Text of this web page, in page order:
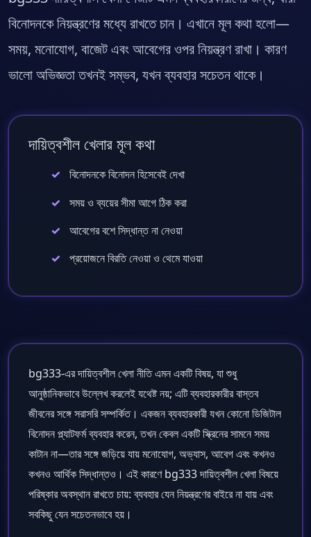
বিনোদনকে নিয়ন্ত্রণের মধ্যে রাখতে চান। এখানে মূল কথা হলো—
সময়, মনোযোগ, বাজেট এবং আবেগের ওপর নিয়ন্ত্রণ রাখা। কারণ
ভালো অভিজ্ঞতা তখনই সম্ভব, যখন ব্যবহার সচেতন থাকে।
দায়িত্বশীল খেলার মূল কথা
বিনোদনকে বিনোদন হিসেবেই দেখা
সময় ও ব্যয়ের সীমা আগে ঠিক করা
আবেগের বশে সিদ্ধান্ত না নেওয়া
প্রয়োজনে বিরতি নেওয়া ও থেমে যাওয়া
bg333-এর দায়িত্বশীল খেলা নীতি এমন একটি বিষয়, যা শুধু
আনুষ্ঠানিকভাবে উল্লেখ করলেই যথেষ্ট নয়; এটি ব্যবহারকারীর বাস্তব
জীবনের সঙ্গে সরাসরি সম্পর্কিত। একজন ব্যবহারকারী যখন কোনো ডিজিটাল
বিনোদন প্ল্যাটফর্ম ব্যবহার করেন, তখন কেবল একটি স্ক্রিনের সামনে সময়
কাটান না—তার সঙ্গে জড়িয়ে যায় মনোযোগ, অভ্যাস, আবেগ এবং কখনও
কখনও আর্থিক সিদ্ধান্তও। এই কারণে bg333 দায়িত্বশীল খেলা বিষয়ে
পরিষ্কার অবস্থান রাখতে চায়: ব্যবহার যেন নিয়ন্ত্রণের বাইরে না যায় এবং
সবকিছু যেন সচেতনভাবে হয়।